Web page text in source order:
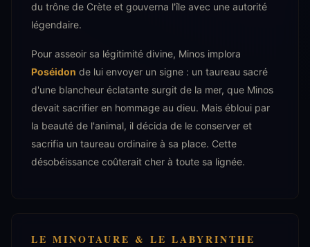
du trône de Crète et gouverna l'île avec une autorité
légendaire.
Pour asseoir sa légitimité divine, Minos implora
Poséidon de lui envoyer un signe : un taureau sacré
d'une blancheur éclatante surgit de la mer, que Minos
devait sacrifier en hommage au dieu. Mais ébloui par
la beauté de l'animal, il décida de le conserver et
sacrifia un taureau ordinaire à sa place. Cette
désobéissance coûterait cher à toute sa lignée.
LE MINOTAURE & LE LABYRINTHE